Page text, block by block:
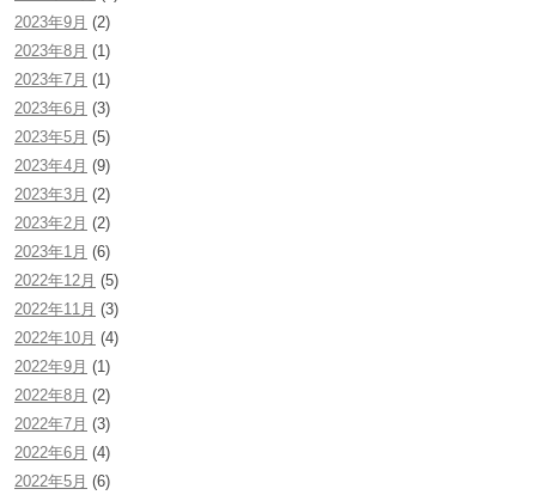
2023年9月 (2)
2023年8月 (1)
2023年7月 (1)
2023年6月 (3)
2023年5月 (5)
2023年4月 (9)
2023年3月 (2)
2023年2月 (2)
2023年1月 (6)
2022年12月 (5)
2022年11月 (3)
2022年10月 (4)
2022年9月 (1)
2022年8月 (2)
2022年7月 (3)
2022年6月 (4)
2022年5月 (6)